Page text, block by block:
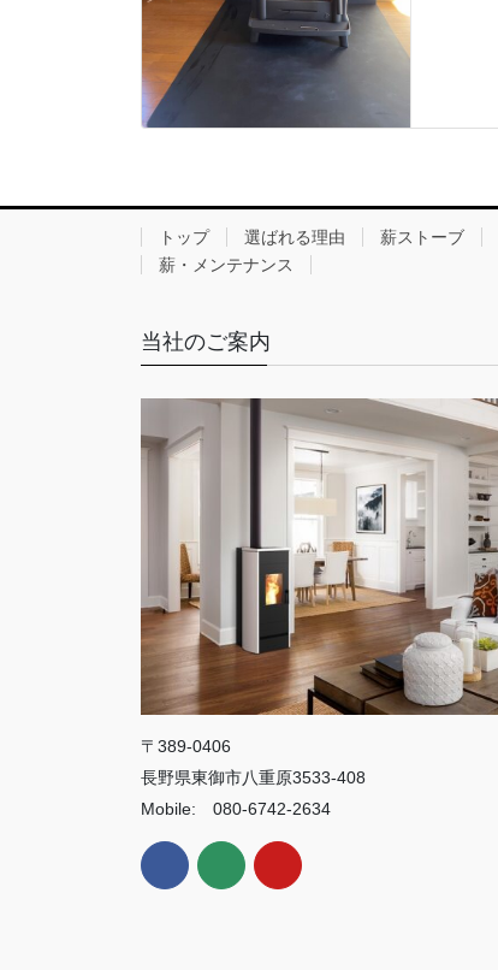
トップ 選ばれる理由 薪ストーブ
薪・メンテナンス
当社のご案内
〒389-0406
長野県東御市八重原3533-408
Mobile: 080-6742-2634